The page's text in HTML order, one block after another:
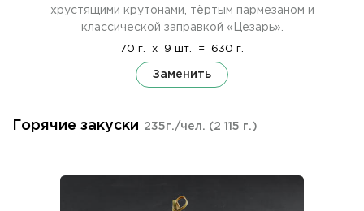
хрустящими крутонами, тёртым пармезаном и
классической заправкой «Цезарь».
70 г. x 9 шт. = 630 г.
Заменить
Горячие закуски 235г./чел. (2 115 г.)